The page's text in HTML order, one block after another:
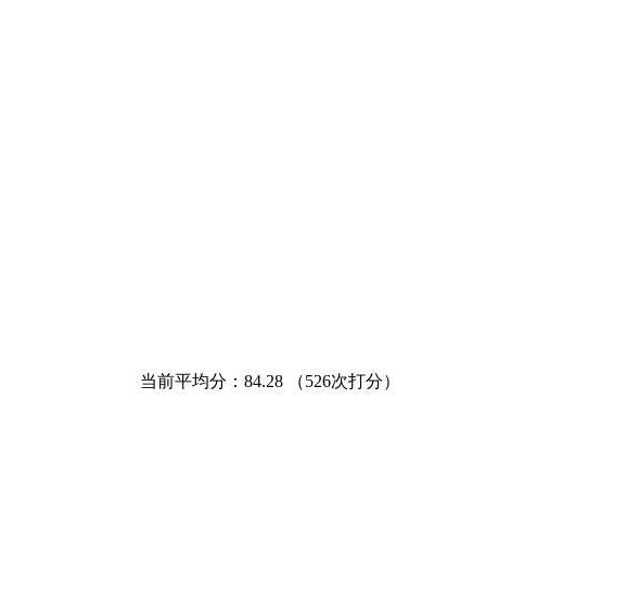
当前平均分： 84.28 （526次打分）